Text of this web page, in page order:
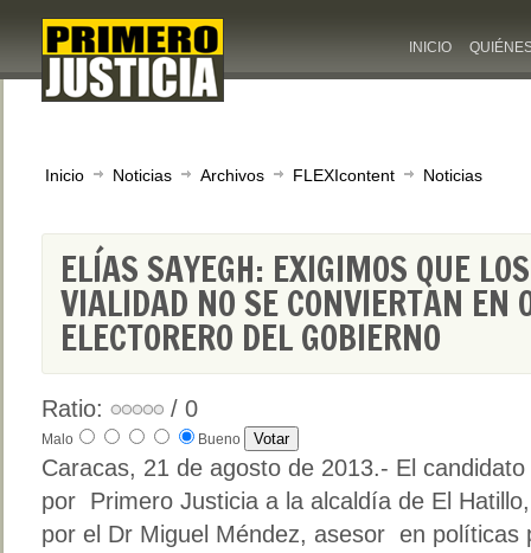
INICIO
Inicio Noticias Archivos FLEXIcontent Noticias
ELÍAS SAYEGH: EXIGIMOS QUE
VIALIDAD NO SE CONVIERTAN EN
ELECTORERO DEL GOBIERNO
Ratio: / 0
Malo Bueno
Caracas, 21 de agosto de 2013.- El candidato
por Primero Justicia a la alcaldía de El
por el Dr Miguel Méndez, asesor en políticas